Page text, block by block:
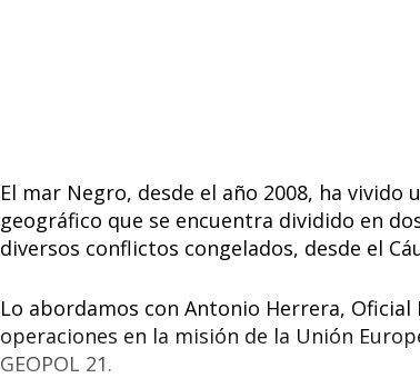
El mar Negro, desde el año 2008, ha
geográfico que se encuentra dividido en
diversos conflictos congelados, desde el
Lo abordamos con Antonio Herrera,
operaciones en la misión de la Unión
GEOPOL 21.